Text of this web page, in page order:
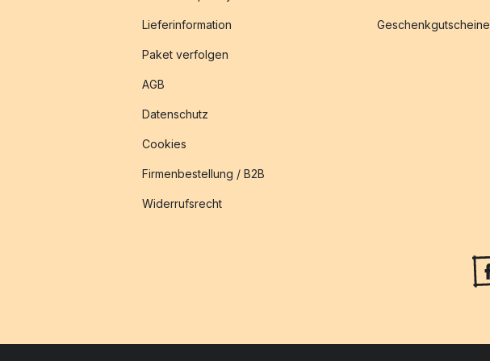
Lieferinformation
Paket verfolgen
AGB
Datenschutz
Cookies
Firmenbestellung / B2B
Widerrufsrecht
Geschenkgutscheine